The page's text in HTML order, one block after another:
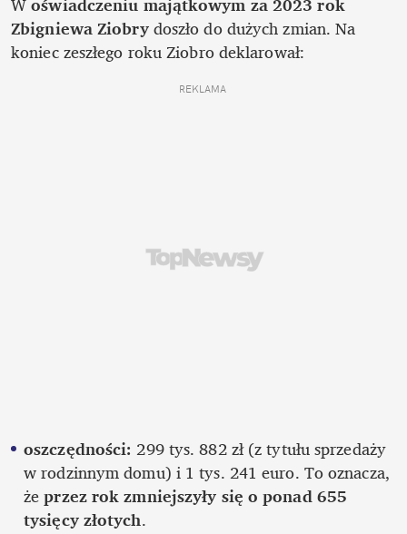
Zbigniewa Ziobry doszło do dużych zmian. Na
koniec zeszłego roku Ziobro deklarował:
REKLAMA
oszczędności: 299 tys. 882 zł (z tytułu sprzedaży
w rodzinnym domu) i 1 tys. 241 euro. To oznacza,
że przez rok zmniejszyły się o ponad 655
tysięcy złotych.